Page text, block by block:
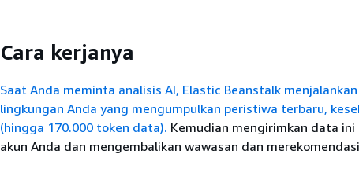
Cara kerjanya
Saat Anda meminta analisis AI, Elastic Beanstalk
lingkungan Anda yang mengumpulkan peristiwa terbaru,
(hingga 170.000 token data). Kemudian mengirimkan data ini
akun Anda dan mengembalikan wawasan dan